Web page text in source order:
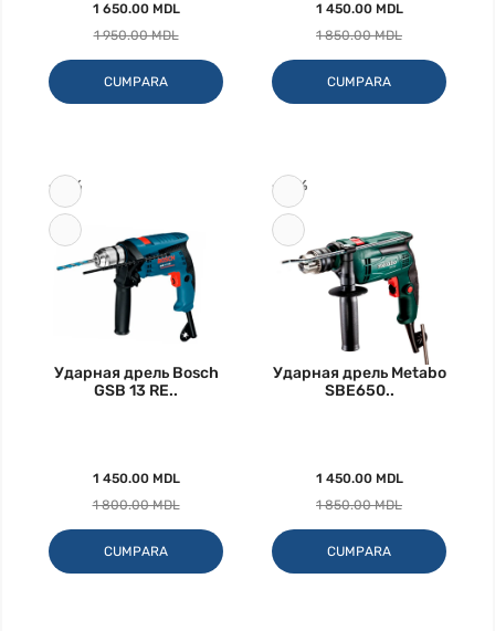
1 650.00 MDL
1 950.00 MDL
CUMPARA
1 450.00 MDL
1 850.00 MDL
CUMPARA
-19%
Ударная дрель Bosch
GSB 13 RE..
1 450.00 MDL
1 800.00 MDL
CUMPARA
-22%
Ударная дрель Metabo
SBE650..
1 450.00 MDL
1 850.00 MDL
CUMPARA